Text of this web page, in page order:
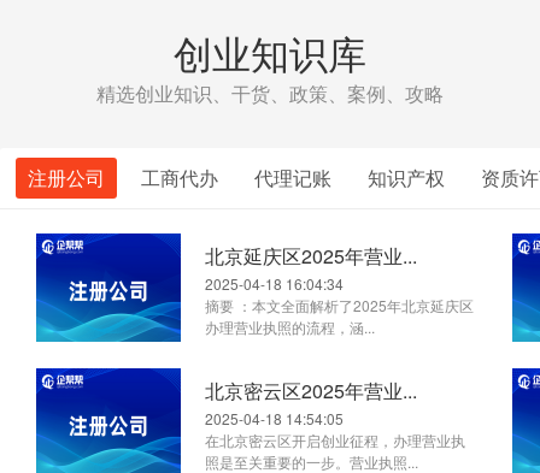
创业知识库
精选创业知识、干货、政策、案例、攻略
注册公司 工商代办 代理记账 知识产权 资质
北京延庆区2025年营业...
2025-04-18 16:04:34
摘要 ：本文全面解析了2025年北京延庆区
办理营业执照的流程，涵...
北京密云区2025年营业...
2025-04-18 14:54:05
在北京密云区开启创业征程，办理营业执
照是至关重要的一步。营业执照...